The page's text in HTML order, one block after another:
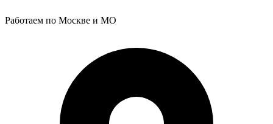
Работаем по Москве и МО